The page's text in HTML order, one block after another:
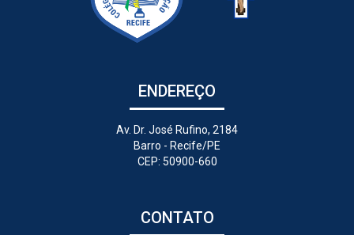
ENDEREÇO
Av. Dr. José Rufino, 2184
Barro - Recife/PE
CEP: 50900-660
CONTATO